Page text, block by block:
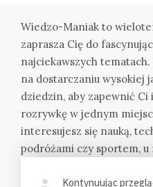
Wiedzo-Maniak to
zaprasza Cię do
najciekawszych tematach.
na dostarczaniu wysokiej
dziedzin, aby zapewnić Ci
rozrywkę w jednym
interesujesz się nauką,
podróżami czy sportem, u
wiedzę.
Kontynuując